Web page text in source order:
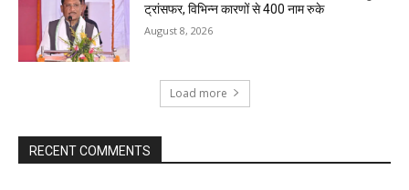
ट्रांसफर, विभिन्न कारणों से 400 नाम रुके
August 8, 2026
Load more
RECENT COMMENTS